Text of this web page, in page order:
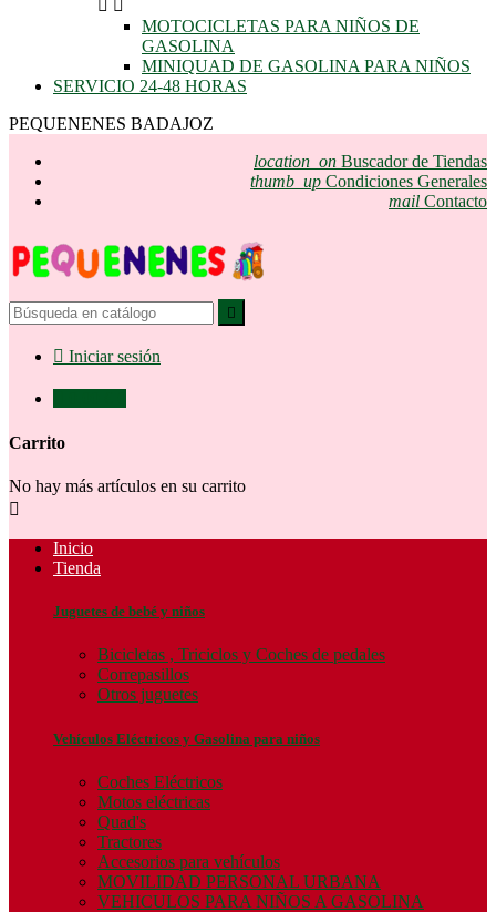
 
MOTOCICLETAS PARA NIÑOS DE
GASOLINA
MINIQUAD DE GASOLINA PARA NIÑOS
SERVICIO 24-48 HORAS
PEQUENENES BADAJOZ
location_on Buscador de Tiendas
thumb_up Condiciones Generales
mail Contacto

 Iniciar sesión
Carrito
No hay más artículos en su carrito

Inicio
Tienda
Juguetes de bebé y niños
Bicicletas , Triciclos y Coches de pedales
Correpasillos
Otros juguetes
Vehículos Eléctricos y Gasolina para niños
Coches Eléctricos
Motos eléctricas
Quad's
Tractores
Accesorios para vehículos
MOVILIDAD PERSONAL URBANA
VEHICULOS PARA NIÑOS A GASOLINA